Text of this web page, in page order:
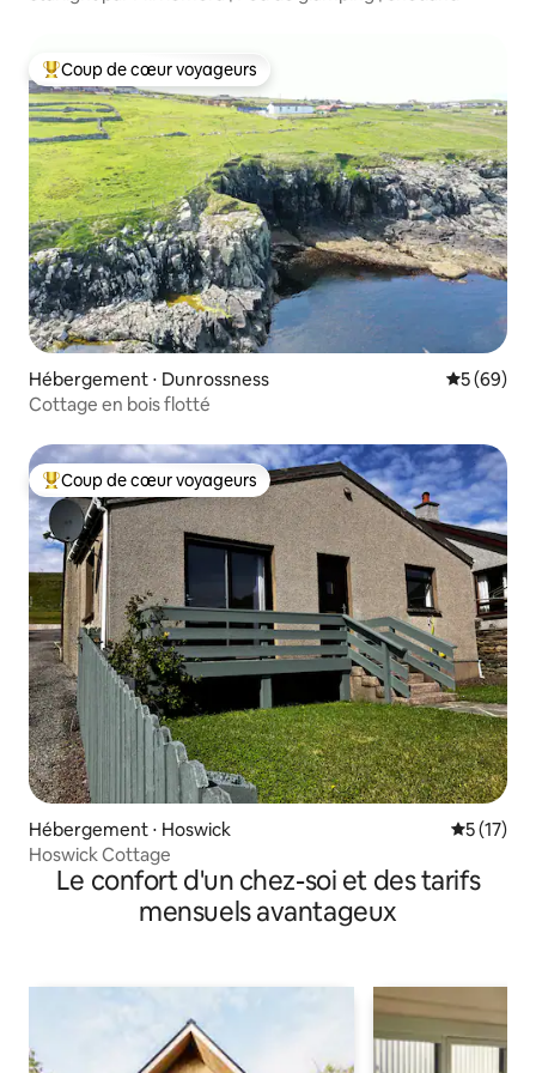
Coups de cœur voyageurs les plus appréciés
Coup de cœur voyageurs
Hébergement ⋅ Dunrossness
5 (69)
Cottage en bois flotté
Coups de cœur voyageurs les plus appréciés
Coup de cœur voyageurs
Hébergement ⋅ Hoswick
5 (17)
Hoswick Cottage
Le confort d'un chez-soi et des tarifs
mensuels avantageux